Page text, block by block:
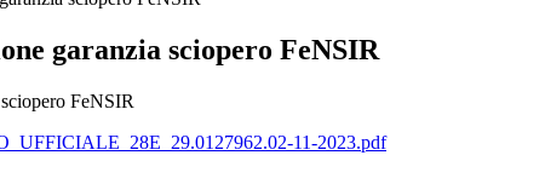
garanzia sciopero FeNSIR
FeNSIR
11-2023.pdf